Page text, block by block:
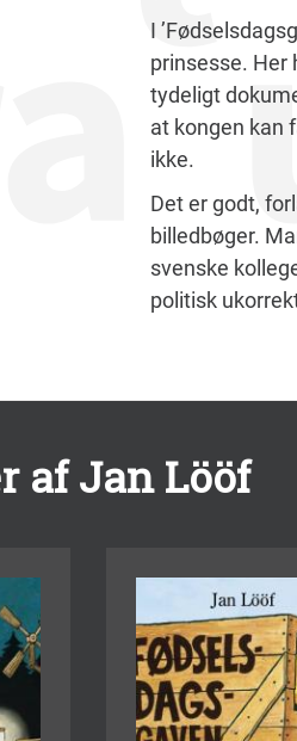
I
prinsesse. Her
tydeligt
at kongen kan
ikke.
Det er godt,
billedbøger.
svenske
politisk
af Jan Lööf